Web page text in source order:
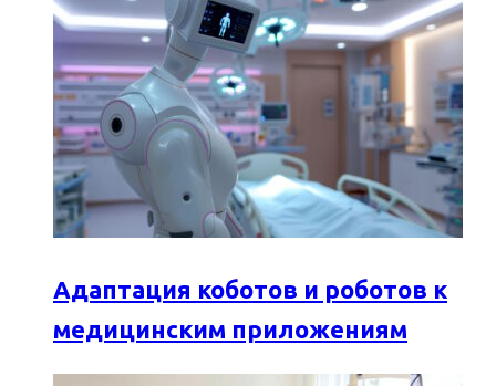
Адаптация коботов и роботов к
медицинским приложениям